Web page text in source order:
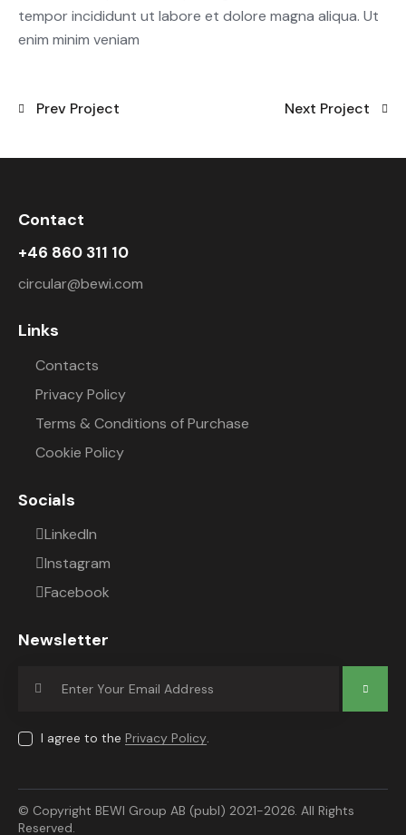
tempor incididunt ut labore et dolore magna aliqua. Ut
enim minim veniam
Prev Project Next Project
Contact
+46 860 311 10
circular@bewi.com
Links
Contacts
Privacy Policy
Terms & Conditions of Purchase
Cookie Policy
Socials
LinkedIn
Instagram
Facebook
Newsletter
Subscrib
I agree to the Privacy Policy.
© Copyright BEWI Group AB (publ) 2021-2026. All Rights
Reserved.